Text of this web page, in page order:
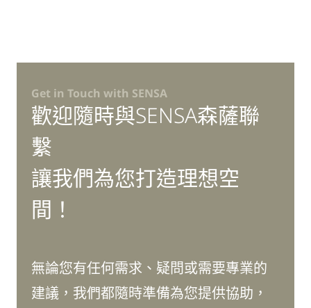
Get in Touch with SENSA
歡迎隨時與SENSA森薩聯
繫
讓我們為您打造理想空
間！
無論您有任何需求、疑問或需要專業的
建議，我們都隨時準備為您提供協助，